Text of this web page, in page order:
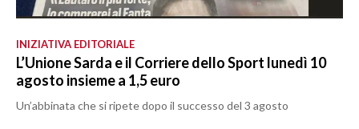
INIZIATIVA EDITORIALE
L’Unione Sarda e il Corriere dello Sport lunedì 10
agosto insieme a 1,5 euro
Un’abbinata che si ripete dopo il successo del 3 agosto